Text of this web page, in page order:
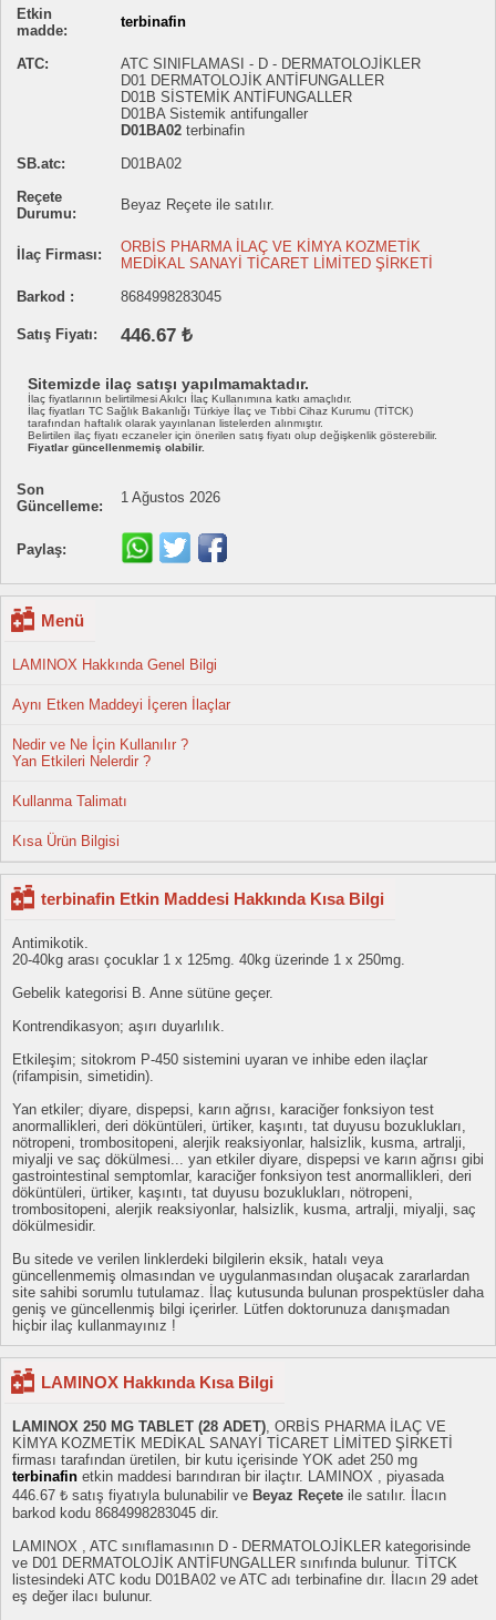
Etkin
madde:
terbinafin
ATC:
ATC SINIFLAMASI - D - DERMATOLOJİKLER
D01 DERMATOLOJİK ANTİFUNGALLER
D01B SİSTEMİK ANTİFUNGALLER
D01BA Sistemik antifungaller
D01BA02 terbinafin
SB.atc:
D01BA02
Reçete
Durumu:
Beyaz Reçete ile satılır.
İlaç Firması:
ORBİS PHARMA İLAÇ VE KİMYA KOZMETİK
MEDİKAL SANAYİ TİCARET LİMİTED ŞİRKETİ
Barkod :
8684998283045
Satış Fiyatı: 446.67 ₺
Sitemizde ilaç satışı yapılmamaktadır.
İlaç fiyatlarının belirtilmesi Akılcı İlaç Kullanımına katkı amaçlıdır.
İlaç fiyatları TC Sağlık Bakanlığı Türkiye İlaç ve Tıbbi Cihaz Kurumu (TİTCK)
tarafından haftalık olarak yayınlanan listelerden alınmıştır.
Belirtilen ilaç fiyatı eczaneler için önerilen satış fiyatı olup değişkenlik gösterebilir.
Fiyatlar güncellenmemiş olabilir.
Son
Güncelleme:
1 Ağustos 2026
Paylaş:
Menü
LAMINOX Hakkında Genel Bilgi
Aynı Etken Maddeyi İçeren İlaçlar
Nedir ve Ne İçin Kullanılır ?
Yan Etkileri Nelerdir ?
Kullanma Talimatı
Kısa Ürün Bilgisi
terbinafin Etkin Maddesi Hakkında Kısa Bilgi
Antimikotik.
20-40kg arası çocuklar 1 x 125mg. 40kg üzerinde 1 x 250mg.
Gebelik kategorisi B. Anne sütüne geçer.
Kontrendikasyon; aşırı duyarlılık.
Etkileşim; sitokrom P-450 sistemini uyaran ve inhibe eden ilaçlar
(rifampisin, simetidin).
Yan etkiler; diyare, dispepsi, karın ağrısı, karaciğer fonksiyon test
anormallikleri, deri döküntüleri, ürtiker, kaşıntı, tat duyusu bozuklukları,
nötropeni, trombositopeni, alerjik reaksiyonlar, halsizlik, kusma, artralji,
miyalji ve saç dökülmesi... yan etkiler diyare, dispepsi ve karın ağrısı gibi
gastrointestinal semptomlar, karaciğer fonksiyon test anormallikleri, deri
döküntüleri, ürtiker, kaşıntı, tat duyusu bozuklukları, nötropeni,
trombositopeni, alerjik reaksiyonlar, halsizlik, kusma, artralji, miyalji, saç
dökülmesidir.
Bu sitede ve verilen linklerdeki bilgilerin eksik, hatalı veya
güncellenmemiş olmasından ve uygulanmasından oluşacak zararlardan
site sahibi sorumlu tutulamaz. İlaç kutusunda bulunan prospektüsler daha
geniş ve güncellenmiş bilgi içerirler. Lütfen doktorunuza danışmadan
hiçbir ilaç kullanmayınız !
LAMINOX Hakkında Kısa Bilgi
LAMINOX 250 MG TABLET (28 ADET), ORBİS PHARMA İLAÇ VE
KİMYA KOZMETİK MEDİKAL SANAYİ TİCARET LİMİTED ŞİRKETİ
firması tarafından üretilen, bir kutu içerisinde YOK adet 250 mg
terbinafin etkin maddesi barındıran bir ilaçtır. LAMINOX , piyasada
446.67 ₺ satış fiyatıyla bulunabilir ve Beyaz Reçete ile satılır. İlacın
barkod kodu 8684998283045 dir.
LAMINOX , ATC sınıflamasının D - DERMATOLOJİKLER kategorisinde
ve D01 DERMATOLOJİK ANTİFUNGALLER sınıfında bulunur. TİTCK
listesindeki ATC kodu D01BA02 ve ATC adı terbinafine dır. İlacın 29 adet
eş değer ilacı bulunur.